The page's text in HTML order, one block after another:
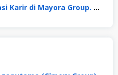
3 Program Akselerasi Karir di Mayora Group. Apa Saja? Berikut Penjelasannya